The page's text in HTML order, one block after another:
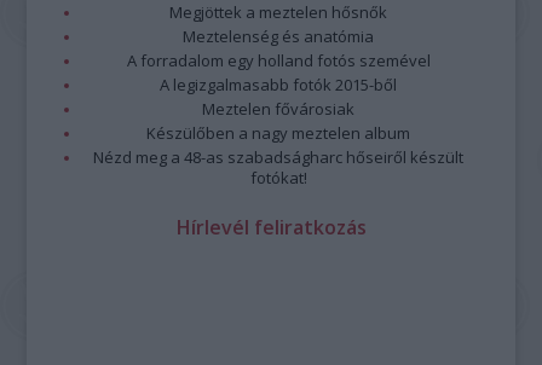
Megjöttek a meztelen hősnők
Meztelenség és anatómia
A forradalom egy holland fotós szemével
A legizgalmasabb fotók 2015-ből
Meztelen fővárosiak
Készülőben a nagy meztelen album
Nézd meg a 48-as szabadságharc hőseiről készült
fotókat!
Hírlevél feliratkozás